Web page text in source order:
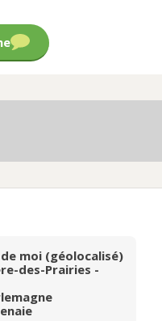
moi (géolocalisé)
des-Prairies -